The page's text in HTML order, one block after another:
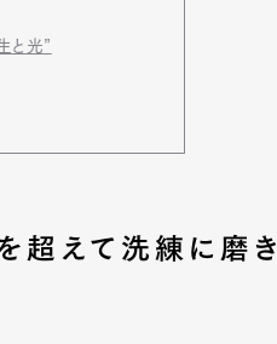
と光”
超えて洗練に磨き